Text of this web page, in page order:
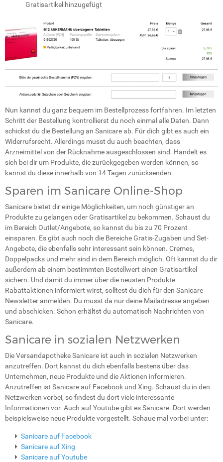
Gratisartikel hinzugefügt
Nun kannst du ganz bequem im Bestellprozess fortfahren. Im letzten
Schritt der Bestellung kontrollierst du noch einmal alle Daten. Dann
schickst du die Bestellung an Sanicare ab. Für dich gibt es auch ein
Widerrufsrecht. Allerdings musst du auch beachten, dass
Arzneimittel von der Rücknahme ausgeschlossen sind. Handelt es
sich bei dir um Produkte, die zurückgegeben werden können, so
kannst du diese innerhalb von 14 Tagen zurücksenden.
Sparen im Sanicare Online-Shop
Sanicare bietet dir einige Möglichkeiten, um noch günstiger an
Produkte zu gelangen oder Gratisartikel zu bekommen. Schaust du
im Bereich Outlet/Angebote, so kannst du bis zu 70 Prozent
einsparen. Es gibt auch noch die Bereiche Gratis-Zugaben und Set-
Angebote, die ebenfalls sehr interessant sein können. Cremes,
Doppelpacks und mehr sind in dem Bereich möglich. Oft kannst du dir
außerdem ab einem bestimmten Bestellwert einen Gratisartikel
sichern. Und damit du immer über die neusten Produkte
Rabattaktionen informiert wirst, solltest du dich für den Sanicare
Newsletter anmelden. Du musst da nur deine Mailadresse angeben
und abschicken. Schon erhältst du automatisch Nachrichten von
Sanicare.
Sanicare in sozialen Netzwerken
Die Versandapotheke Sanicare ist auch in sozialen Netzwerken
anzutreffen. Dort kannst du dich ebenfalls bestens über das
Unternehmen, neue Produkte und die Aktionen informieren.
Anzutreffen ist Sanicare auf Facebook und Xing. Schaust du in den
Netzwerken vorbei, so findest du dort viele interessante
Informationen vor. Auch auf Youtube gibt es Sanicare. Dort werden
beispielsweise neue Produkte vorgestellt. Schaue mal vorbei unter:
Sanicare auf Facebook
Sanicare auf Xing
Sanicare auf Youtube